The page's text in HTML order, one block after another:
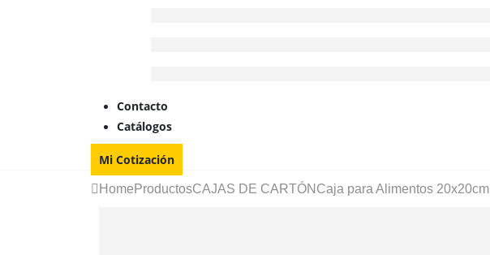
Contacto
Catálogos
Mi Cotización
Home ProductosCAJAS DE CARTÓN Caja para Alimentos 20x20cm